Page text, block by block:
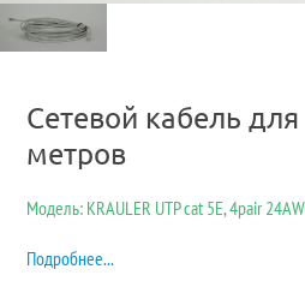
Сетевой кабель
метров
Модель: KRAULER UTP cat 5E, 4pair
Подробнее...